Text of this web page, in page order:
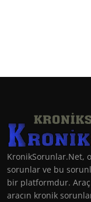
KronikSorunlar.Net,
sorunlar ve bu
bir platformdur. Araç
aracın kronik